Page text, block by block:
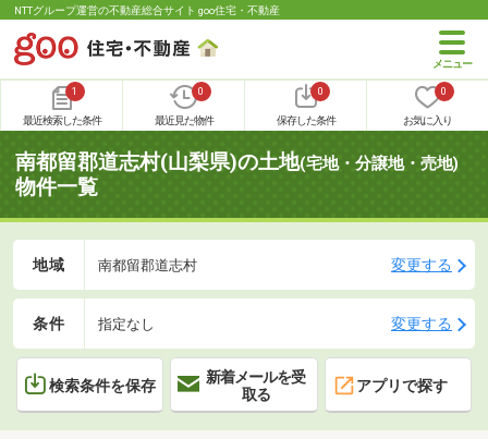
NTTグループ運営の不動産総合サイト goo住宅・不動産
1
最近検索した条件
0
最近見た物件
0
保存した条件
0
お気に入り
南都留郡道志村(山梨県)の土地(宅地・分譲地・売地)
物件一覧
地域 南都留郡道志村 変更する
条件 指定なし 変更する
検索条件を保存
新着メールを受
取る
アプリで探す